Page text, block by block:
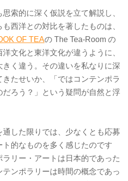
索的に深く仮説を立て解説し、
西洋との対比を著したものは、
OF TEAの The Tea-Room の
文化と東洋文化が違うように、
く違う。その違いを私なりに深
たせいか、「ではコンテンポラ
だろう？」という疑問が自然と浮
した限りでは、少なくとも応募
ト的なものを多く感じたのです
リー・ アートは日本的であった
テンポラリーは時間の概念であっ